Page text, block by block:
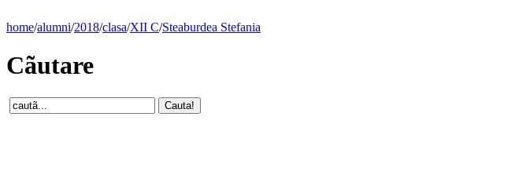
home/alumni/2018/clasa/XII C/Steaburdea Stefania
Cãutare